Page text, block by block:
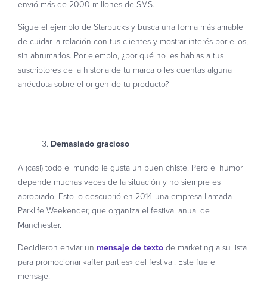
envió más de 2000 millones de SMS.
Sigue el ejemplo de Starbucks y busca una forma más amable
de cuidar la relación con tus clientes y mostrar interés por ellos,
sin abrumarlos. Por ejemplo, ¿por qué no les hablas a tus
suscriptores de la historia de tu marca o les cuentas alguna
anécdota sobre el origen de tu producto?
Demasiado gracioso
A (casi) todo el mundo le gusta un buen chiste. Pero el humor
depende muchas veces de la situación y no siempre es
apropiado. Esto lo descubrió en 2014 una empresa llamada
Parklife Weekender, que organiza el festival anual de
Manchester.
Decidieron enviar un mensaje de texto de marketing a su lista
para promocionar «after parties» del festival. Este fue el
mensaje: